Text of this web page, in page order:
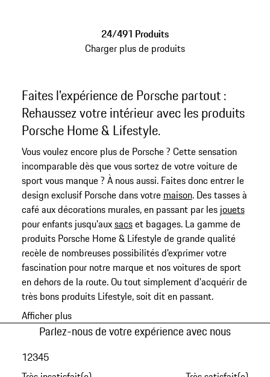
24/491 Produits
Charger plus de produits
Faites l'expérience de Porsche partout :
Rehaussez votre intérieur avec les produits
Porsche Home & Lifestyle.
Vous voulez encore plus de Porsche ? Cette sensation
incomparable dès que vous sortez de votre voiture de
sport vous manque ? À nous aussi. Faites donc entrer le
design exclusif Porsche dans votre maison. Des tasses à
café aux décorations murales, en passant par les jouets
pour enfants jusqu'auxsacset bagages. La gamme de
produits Porsche Home & Lifestyle de grande qualité
recèle de nombreuses possibilités d'exprimer votre
fascination pour notre marque et nos voitures de sport
en dehors de la route. Ou tout simplement d'acquérir de
très bons produits Lifestyle, soit dit en passant.
Afficher plus
Parlez-nous de votre expérience avec nous
12345